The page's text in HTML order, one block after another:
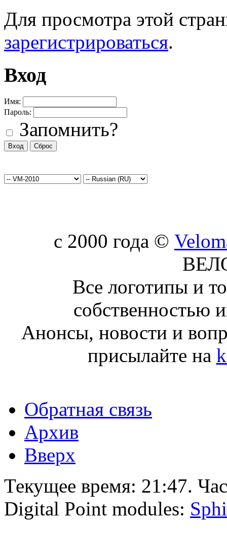
Для просмотра этой
зарегистрироваться.
Вход
Имя:
Пароль:
Запомнить?
c 2000 года ©
Все логотипы и
собственностью
Анонсы, новости и
присылайте на
Обратная связь
Архив
Вверх
Текущее время: 21:47.
Digital Point modules: